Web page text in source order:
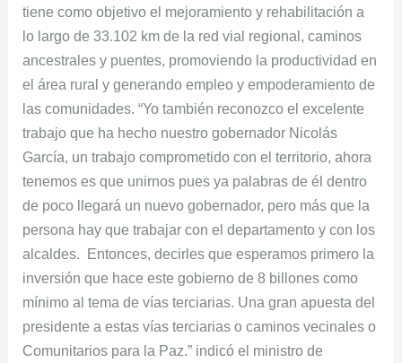
tiene como objetivo el mejoramiento y rehabilitación a
lo largo de 33.102 km de la red vial regional, caminos
ancestrales y puentes, promoviendo la productividad en
el área rural y generando empleo y empoderamiento de
las comunidades. “Yo también reconozco el excelente
trabajo que ha hecho nuestro gobernador Nicolás
García, un trabajo comprometido con el territorio, ahora
tenemos es que unirnos pues ya palabras de él dentro
de poco llegará un nuevo gobernador, pero más que la
persona hay que trabajar con el departamento y con los
alcaldes. Entonces, decirles que esperamos primero la
inversión que hace este gobierno de 8 billones como
mínimo al tema de vías terciarias. Una gran apuesta del
presidente a estas vías terciarias o caminos vecinales o
Comunitarios para la Paz.” indicó el ministro de